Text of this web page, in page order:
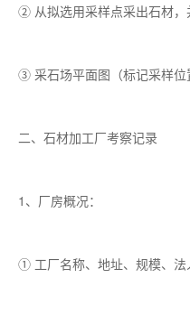
② 从拟选用采样点采出石材，
③ 采石场平面图（标记采样位
二、石材加工厂考察记录
1、厂房概况：
① 工厂名称、地址、规模、法